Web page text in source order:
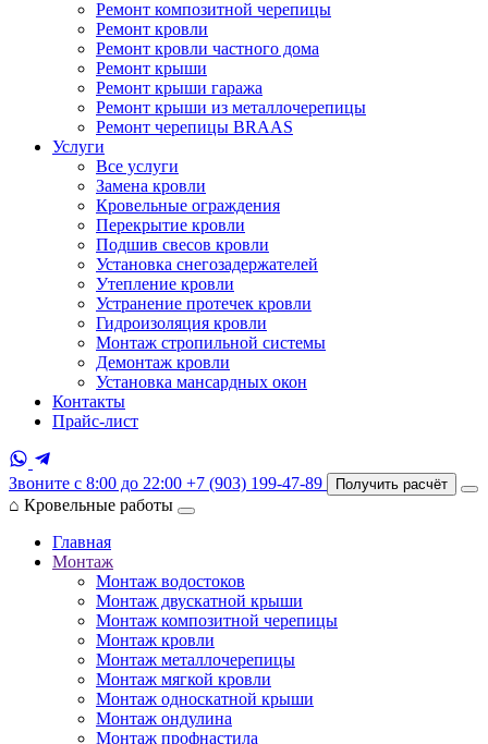
Ремонт композитной черепицы
Ремонт кровли
Ремонт кровли частного дома
Ремонт крыши
Ремонт крыши гаража
Ремонт крыши из металлочерепицы
Ремонт черепицы BRAAS
Услуги
Все услуги
Замена кровли
Кровельные ограждения
Перекрытие кровли
Подшив свесов кровли
Установка снегозадержателей
Утепление кровли
Устранение протечек кровли
Гидроизоляция кровли
Монтаж стропильной системы
Демонтаж кровли
Установка мансардных окон
Контакты
Прайс-лист
Звоните с 8:00 до 22:00 +7 (903) 199-47-89 Получить расчёт
⌂ Кровельные работы
Главная
Монтаж
Монтаж водостоков
Монтаж двускатной крыши
Монтаж композитной черепицы
Монтаж кровли
Монтаж металлочерепицы
Монтаж мягкой кровли
Монтаж односкатной крыши
Монтаж ондулина
Монтаж профнастила